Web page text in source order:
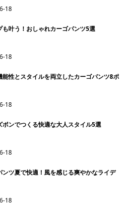
18
も叶う！おしゃれカーゴパンツ5選
18
能性とスタイルを両立したカーゴパンツ8ポ
18
ボンでつくる快適な大人スタイル5選
18
ンツ夏で快適！風を感じる爽やかなライデ
18